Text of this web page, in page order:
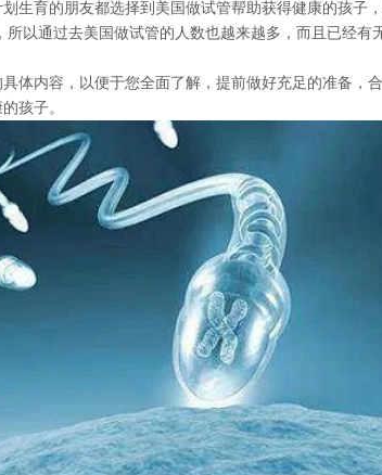
育的朋友都选择到美国做试管帮助获得健康的孩子
以通过去美国做试管的人数也越来越多，而且已经有
内容，以便于您全面了解，提前做好充足的准备，
孩子。